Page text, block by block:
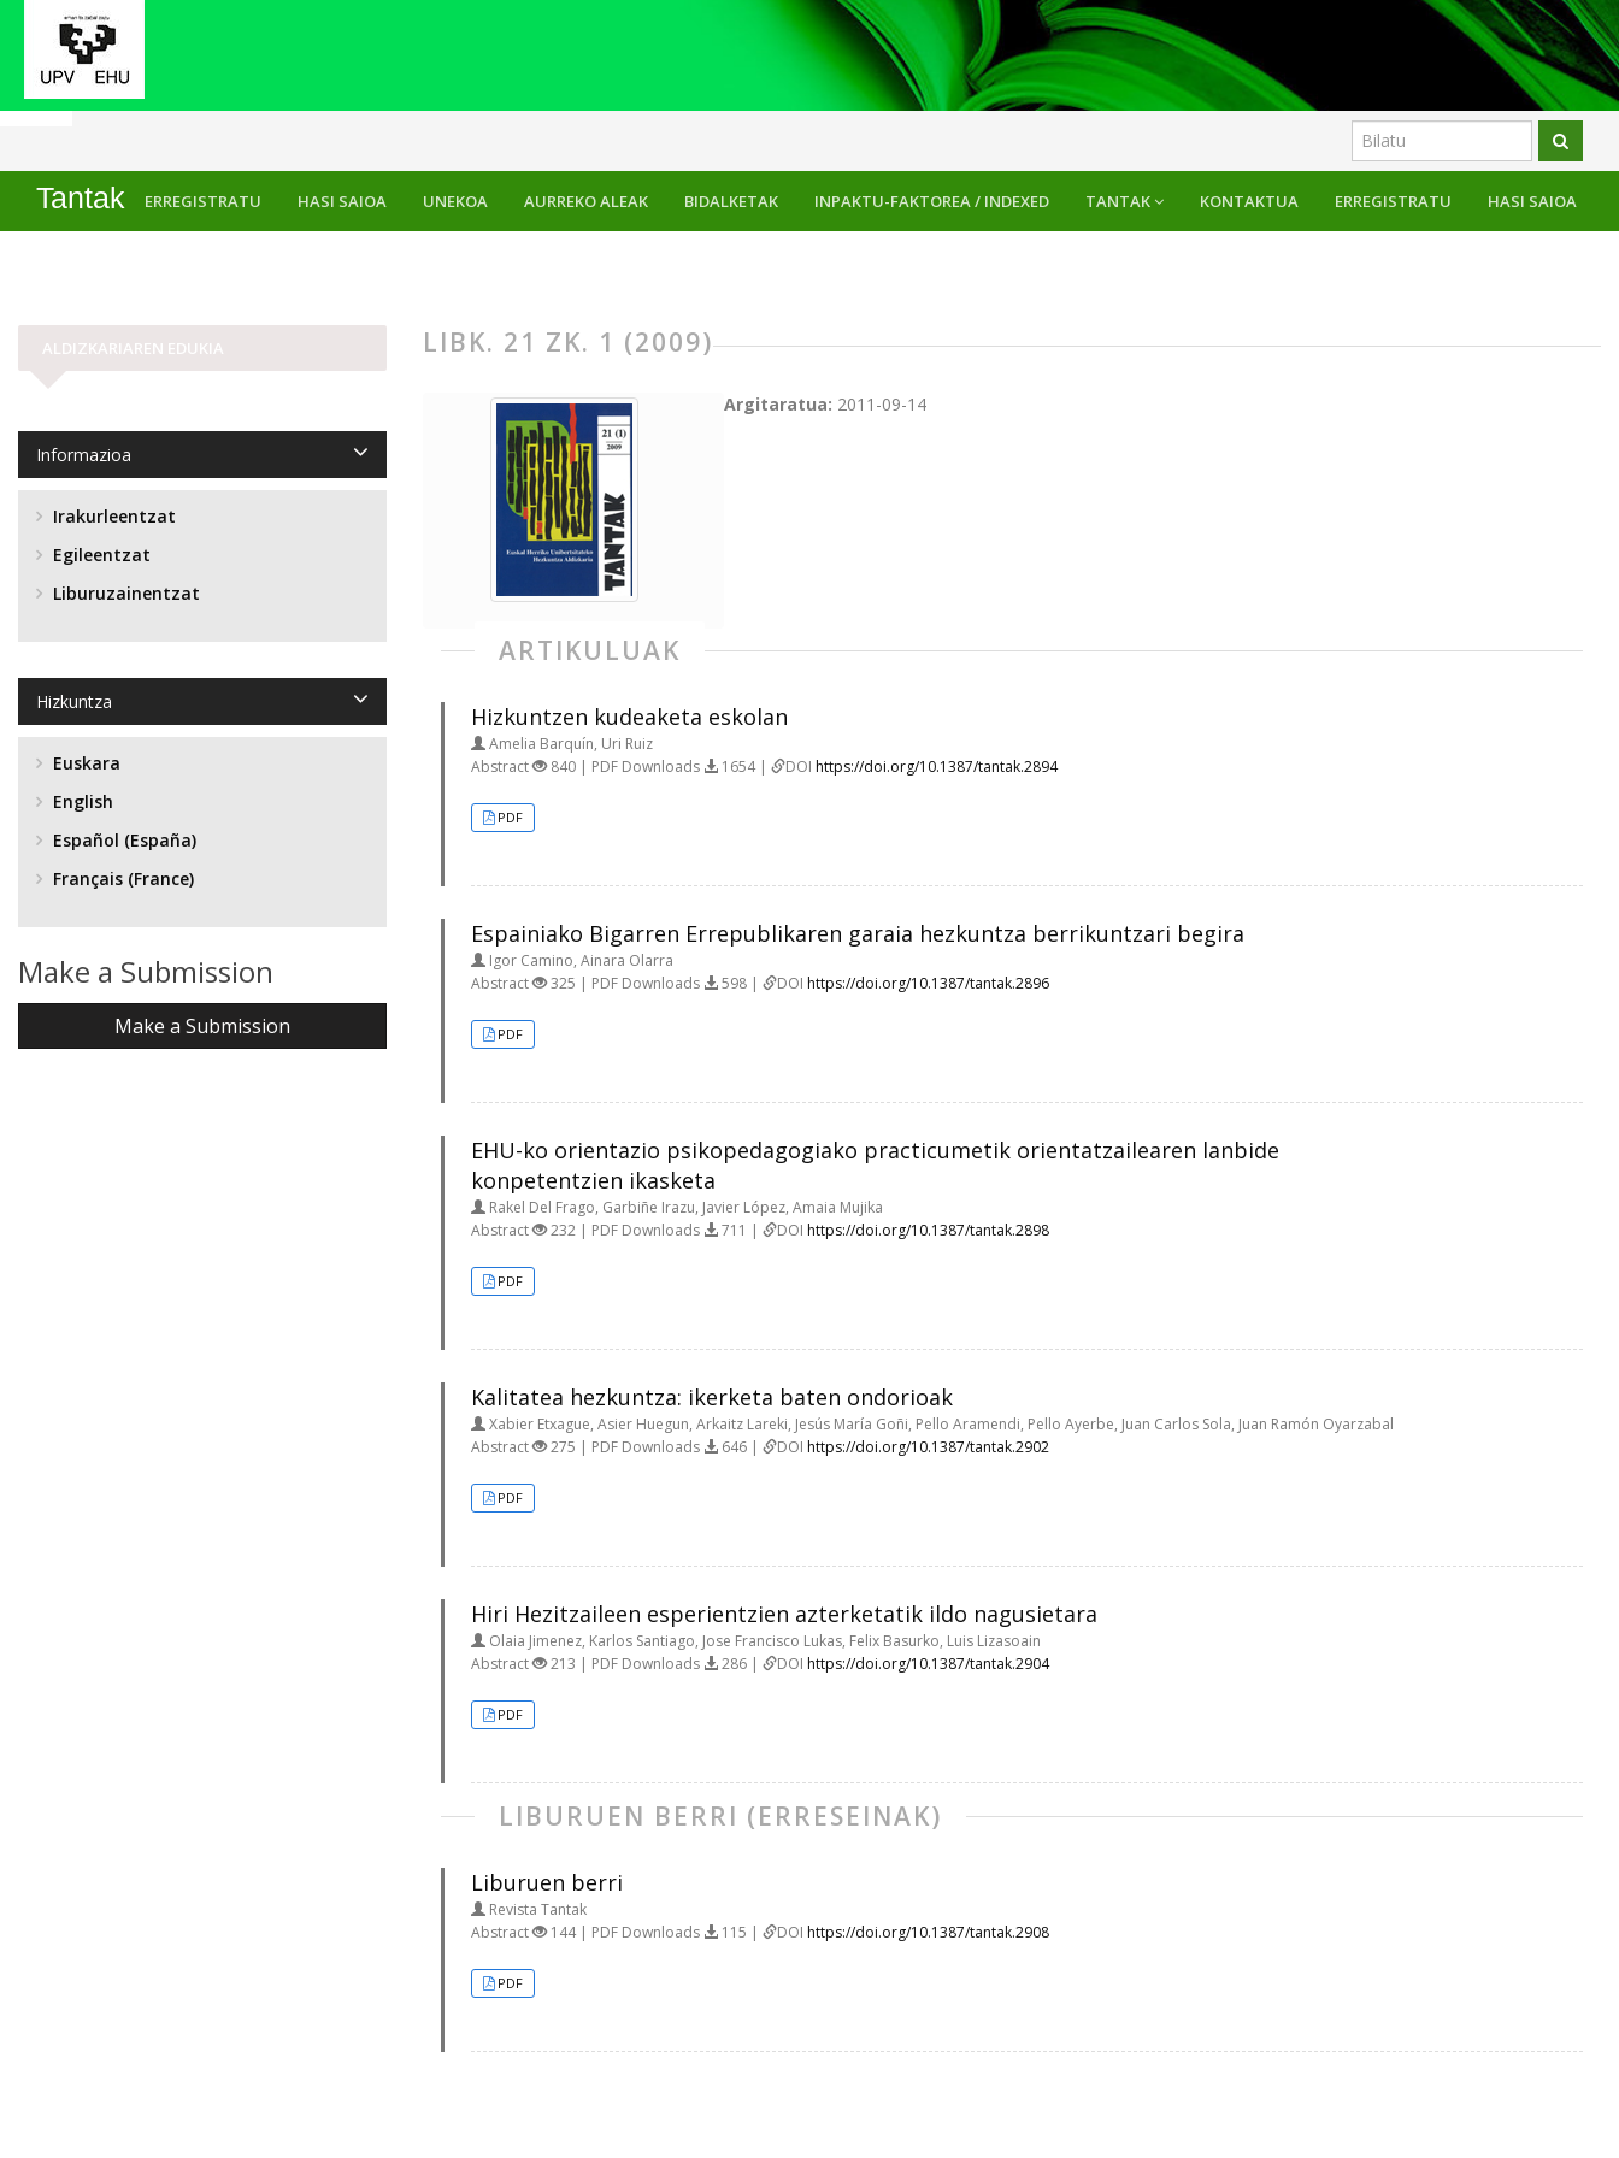
UNEKOA AURREKO ALEAK BIDALKETAK INPAKTU-FAKTOREA / INDEXED TANTAK KONTAKTUA ERREGISTRATU HASI SAIOA
ERREGISTRATU HASI SAIOA
Tantak
Hasiera Artxiboak Libk. 21 Zk. 1 (2009)
LIBK. 21 ZK. 1 (2009)
Argitaratua: 2011-09-14
ARTIKULUAK
Hizkuntzen kudeaketa eskolan
Amelia Barquín, Uri Ruiz
Abstract
840 | PDF Downloads 1654 | DOI https://doi.org/10.1387/tantak.2894
PDF
Espainiako Bigarren Errepublikaren garaia hezkuntza berrikuntzari begira
Igor Camino, Ainara Olarra
Abstract
325 | PDF Downloads 598 | DOI https://doi.org/10.1387/tantak.2896
PDF
EHU-ko orientazio psikopedagogiako practicumetik orientatzailearen lanbide
konpetentzien ikasketa
Rakel Del Frago, Garbiñe Irazu, Javier López, Amaia Mujika
Abstract
232 | PDF Downloads 711 | DOI https://doi.org/10.1387/tantak.2898
PDF
Kalitatea hezkuntza: ikerketa baten ondorioak
Xabier Etxague, Asier Huegun, Arkaitz Lareki, Jesús María Goñi, Pello Aramendi, Pello Ayerbe, Juan Carlos Sola, Juan Ramón Oyarzabal
Abstract
275 | PDF Downloads 646 | DOI https://doi.org/10.1387/tantak.2902
PDF
Hiri Hezitzaileen esperientzien azterketatik ildo nagusietara
Olaia Jimenez, Karlos Santiago, Jose Francisco Lukas, Felix Basurko, Luis Lizasoain
Abstract
213 | PDF Downloads 286 | DOI https://doi.org/10.1387/tantak.2904
PDF
LIBURUEN BERRI (ERRESEINAK)
Liburuen berri
Revista Tantak
Abstract
144 | PDF Downloads 115 | DOI https://doi.org/10.1387/tantak.2908
PDF
ALDIZKARIAREN EDUKIA
Informazioa
Irakurleentzat
Egileentzat
Liburuzainentzat
Hizkuntza
Euskara
English
Español (España)
Français (France)
Make a Submission
Make a Submission